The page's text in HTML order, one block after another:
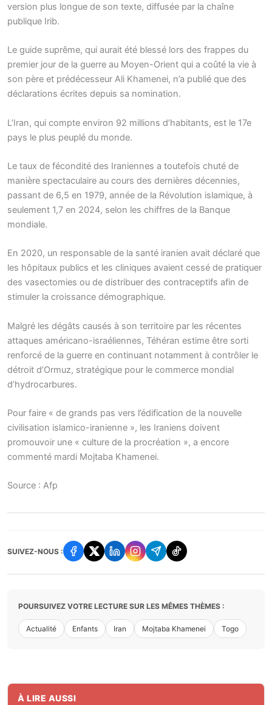
version plus longue de son texte, diffusée par la chaîne
publique Irib.
Le guide suprême, qui aurait été blessé lors des frappes du
premier jour de la guerre au Moyen-Orient qui a coûté la vie à
son père et prédécesseur Ali Khamenei, n’a publié que des
déclarations écrites depuis sa nomination.
L’Iran, qui compte environ 92 millions d’habitants, est le 17e
pays le plus peuplé du monde.
Le taux de fécondité des Iraniennes a toutefois chuté de
manière spectaculaire au cours des dernières décennies,
passant de 6,5 en 1979, année de la Révolution islamique, à
seulement 1,7 en 2024, selon les chiffres de la Banque
mondiale.
En 2020, un responsable de la santé iranien avait déclaré que
les hôpitaux publics et les cliniques avaient cessé de pratiquer
des vasectomies ou de distribuer des contraceptifs afin de
stimuler la croissance démographique.
Malgré les dégâts causés à son territoire par les récentes
attaques américano-israéliennes, Téhéran estime être sorti
renforcé de la guerre en continuant notamment à contrôler le
détroit d’Ormuz, stratégique pour le commerce mondial
d’hydrocarbures.
Pour faire « de grands pas vers l’édification de la nouvelle
civilisation islamico-iranienne », les Iraniens doivent
promouvoir une « culture de la procréation », a encore
commenté mardi Mojtaba Khamenei.
Source : Afp
SUIVEZ-NOUS :
POURSUIVEZ VOTRE LECTURE SUR LES MÊMES THÈMES :
Actualité Enfants Iran Mojtaba Khamenei Togo
À LIRE AUSSI